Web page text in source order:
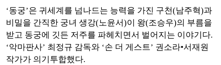
‘동궁’은 귀세계를 넘나드는 능력을 가진 구천(남주혁)과
비밀을 간직한 궁녀 생강(노윤서)이 왕(조승우)의 부름을
받고 동궁에 깃든 저주를 파헤치면서 벌어지는 이야기다.
‘악마판사’ 최정규 감독와 ‘손 더 게스트’ 권소라•서재원
작가가 의기투합했다.